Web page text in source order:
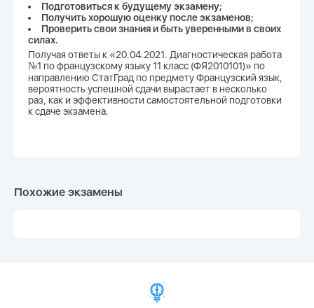
Подготовиться к будущему экзамену;
Получить хорошую оценку после экзаменов;
Проверить свои знания и быть уверенными в своих
силах.
Получая ответы к «20.04.2021. Диагностическая работа
№1 по французскому языку 11 класс (ФЯ2010101)» по
направлению СтатГрад по предмету Французский язык,
вероятность успешной сдачи вырастает в несколько
раз, как и эффективности самостоятельной подготовки
к сдаче экзамена.
Похожие экзамены